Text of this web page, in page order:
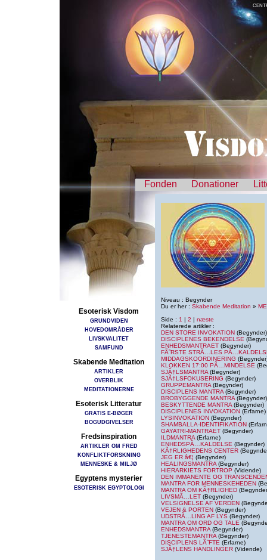
Fonden Donationer
Esoterisk Visdom
GRUNDVIDEN
HOVEDOMRÅDER
LIVSKVALITET
SAMFUND
Skabende Meditation
ARTIKLER
OVERBLIK
MEDITATIONERNE
Esoterisk Litteratur
GRATIS E-BØGER
BOGUDGIVELSER
Fredsinspiration
ARTIKLER OM FRED
KONFLIKTFORSKNING
MENNESKE & MILJØ
Egyptens mysterier
ESOTERISK EGYPTOLOGI
Niveau : Begynder
Du er her : Skabende Meditation »
Side : 1 | 2 | næste
Relaterede artikler :
DEN STORE INVOKATION (Begynder)
DISCIPLENES BEKENDELSE
ENHEDSMANTRAET (Begynder)
FÃ˜RSTE STRÃ…LES
MIDDAGSKOORDINERING
KLOKKEN 17:00 PÃ…MINDELSE
SJÃ†LSMANTRA (Begynder)
SJÃ†LSFOKUSERING (Begynder)
GRUPPEMANTRA (Begynder)
DISCIPLENS MANTRA (Begynder)
BROBYGGENDE MANTRA (Begynder)
BESKYTTENDE MANTRA (Begynder)
DISCIPLENES INVOKATION (Erfarne)
LYSINVOKATION (Begynder)
SHAMBALLA-IDENTIFIKATION
GAYATRI-MANTRAET (Begynder)
ILDMANTRA (Erfarne)
ENHEDSPÃ…KALDELSE (Begynder)
KÃ†RLIGHEDENS CENTER
JEG ER â€¦ (Begynder)
HEALINGSMANTRA (Begynder)
HIERARKIETS FORTROP (Vidende)
DEN IMMANENTE OG
MANTRA FOR MENNESKEHEDEN
MANTRA OM KÃ†RLIGHED
LIVSMÃ…LET (Begynder)
VELSIGNELSE AF VERDEN
VEJEN & PORTEN (Begynder)
UDSTRÃ…LING AF LYS (Begynder)
MANTRA OM ORD OG TALE
ENHEDSMANTRA (Begynder)
TJENESTEMANTRA (Begynder)
DISCIPLENS LÃ˜FTE (Erfarne)
SJÃ†LENS HANDLINGER (Vidende)